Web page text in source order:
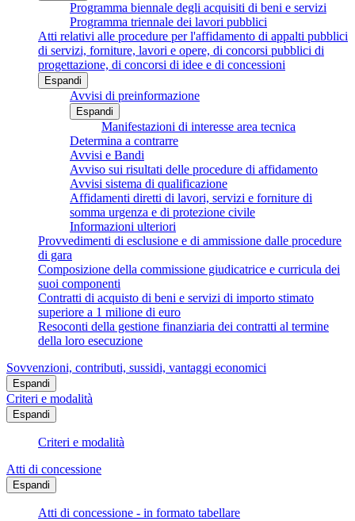
Programma biennale degli acquisiti di beni e servizi
Programma triennale dei lavori pubblici
Atti relativi alle procedure per l'affidamento di appalti pubblici
di servizi, forniture, lavori e opere, di concorsi pubblici di
progettazione, di concorsi di idee e di concessioni
Espandi
Avvisi di preinformazione
Espandi
Manifestazioni di interesse area tecnica
Determina a contrarre
Avvisi e Bandi
Avviso sui risultati delle procedure di affidamento
Avvisi sistema di qualificazione
Affidamenti diretti di lavori, servizi e forniture di
somma urgenza e di protezione civile
Informazioni ulteriori
Provvedimenti di esclusione e di ammissione dalle procedure
di gara
Composizione della commissione giudicatrice e curricula dei
suoi componenti
Contratti di acquisto di beni e servizi di importo stimato
superiore a 1 milione di euro
Resoconti della gestione finanziaria dei contratti al termine
della loro esecuzione
Sovvenzioni, contributi, sussidi, vantaggi economici
Espandi
Criteri e modalità
Espandi
Criteri e modalità
Atti di concessione
Espandi
Atti di concessione - in formato tabellare